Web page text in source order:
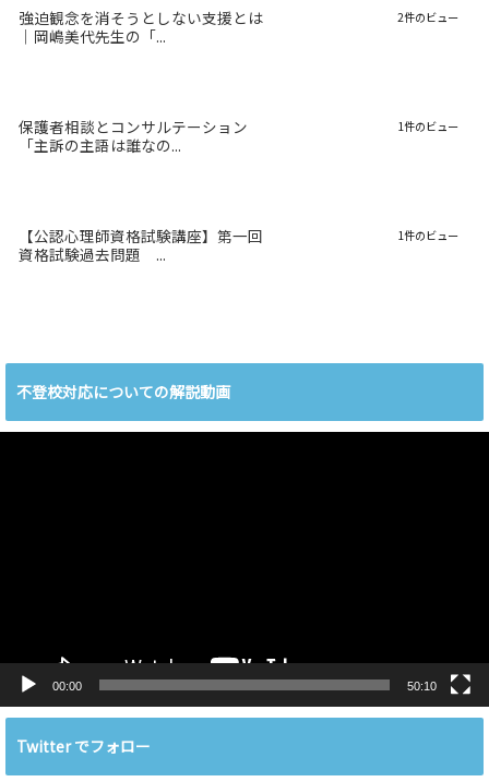
強迫観念を消そうとしない支援とは
｜岡嶋美代先生の「...
2件のビュー
保護者相談とコンサルテーション
「主訴の主語は誰なの...
1件のビュー
【公認心理師資格試験講座】第一回
資格試験過去問題 ...
1件のビュー
不登校対応についての解説動画
00:00 50:10
Twitter でフォロー